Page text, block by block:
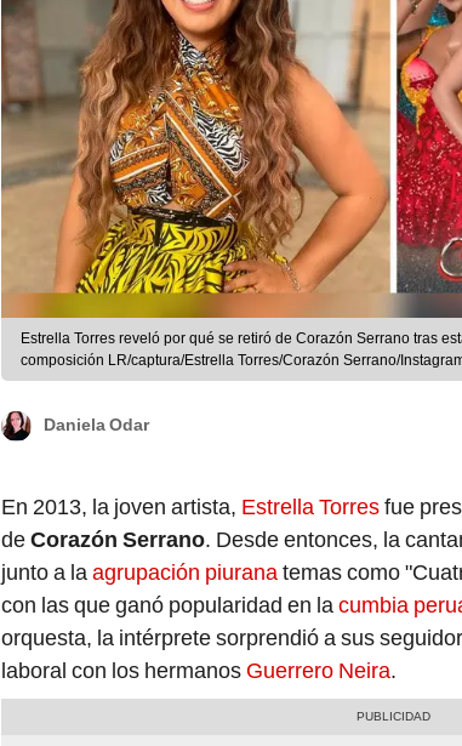
Estrella Torres reveló por qué se retiró de Corazón Serrano tras
composición LR/captura/Estrella Torres/Corazón Serrano/
Daniela Odar
En 2013, la joven artista, Estrella Torresfue
deCorazón Serrano. Desde entonces, la
junto a laagrupación piuranatemas como
con las que ganó popularidad en lacumbia
orquesta, la intérprete sorprendió a sus
laboral con los hermanos Guerrero Neira.